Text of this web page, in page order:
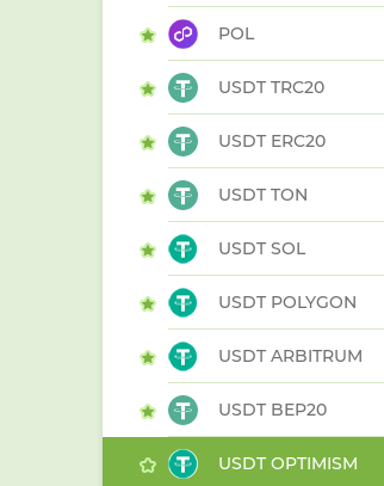
POL
USDT TRC20
USDT ERC20
USDT TON
USDT SOL
USDT POLYGON
USDT ARBITRUM
USDT BEP20
USDT OPTIMISM